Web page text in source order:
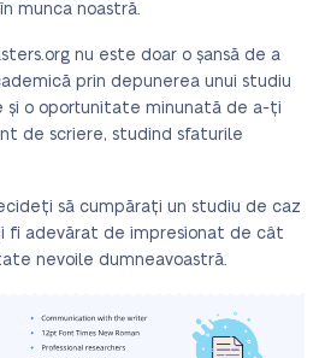
munca noastră.
nu este doar o șansă de a
prin depunerea unui studiu
și o oportunitate minunată de a-ți
de scriere, studind sfaturile
să cumpărați un studiu de caz
fi adevărat de impresionat de cât
nevoile dumneavoastră.